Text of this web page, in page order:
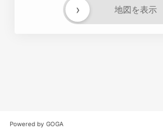
地図を表示
›
Powered by GOGA